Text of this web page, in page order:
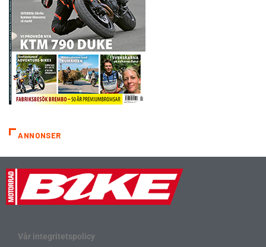
ANNONSER
Vår integritetspolicy